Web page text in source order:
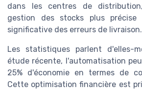
dans les centres de
gestion des stocks plus
significative des erreurs de livraison.
Les statistiques parlent d'elles-
étude récente, l'automatisation
25% d'économie en termes de
Cette optimisation financière est